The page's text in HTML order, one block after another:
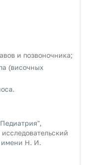
и позвоночника;
(височных
имени Н. И.